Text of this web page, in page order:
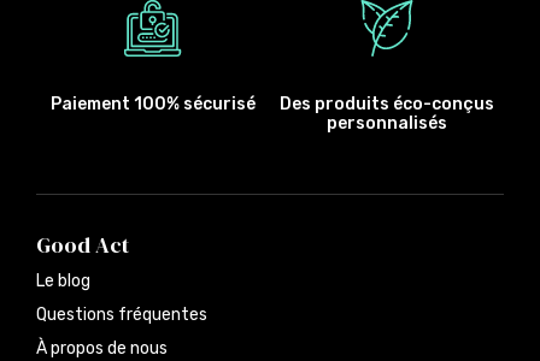
Paiement 100% sécurisé
Des produits éco-conçus
personnalisés
Good Act
Le blog
Questions fréquentes
À propos de nous